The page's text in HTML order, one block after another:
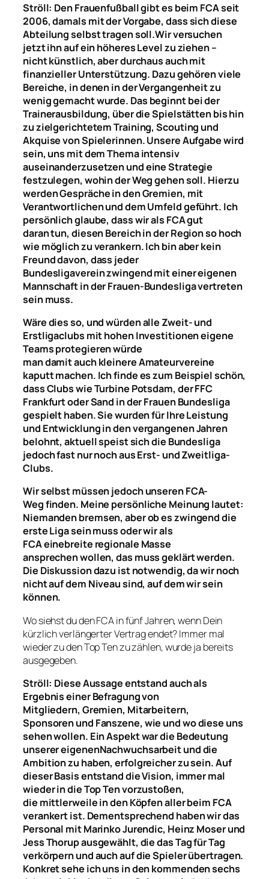
Ströll: Den Frauenfußballgibt es beim FCA seit
2006, damals mit der Vorgabe, dass sich diese
Abteilung selbst tragensoll.Wir versuchen
jetztihn auf ein höheres Level zu ziehen–
nichtkünstlich,aberdurchausauchmit
finanzieller Unterstützung. Dazu gehören viele
Bereiche, in denen in der Vergangenheit zu
wenig gemacht wurde. Das beginnt bei der
Trainerausbildung, über die Spielstätten bis hin
zu zielgerichtetem Training, Scouting und
Akquise von Spielerinnen. Unsere Aufgabe wird
sein, uns mit dem Thema intensiv
auseinanderzusetzen undeine Strategie
festzulegen, wohin der Weg gehen soll. Hierzu
werden Gespräche in den Gremien, mit
Verantwortlichen und dem Umfeld geführt. Ich
persönlich glaube,dasswir als FCA gut
darantun, diesen Bereich in der Region so hoch
wie möglich zu verankern. Ich bin aber kein
Freund davon, dass jeder
Bundesligavereinzwingendmit einer eigenen
Mannschaft inderFrauen-Bundesligavertreten
sein muss.
Wäre dies so, und würden alle Zweit-und
Erstligaclubs mit hohenInvestitioneneigene
Teams protegierenwürde
mandamitauchkleinere Amateurvereine
kaputt machen. Ich finde es zum Beispiel schön,
dass Clubs wie Turbine Potsdam, der FFC
Frankfurt oder Sand in der Frauen Bundesliga
gespielt haben. Sie wurden für Ihre Leistung
und Entwicklung in denvergangenenJahren
belohnt, aktuell speist sich die Bundesliga
jedoch fast nur noch aus Erst- und Zweitliga-
Clubs.
Wir selbst müssenjedochunseren FCA-
Wegfinden. Meine persönliche Meinung lautet:
Niemanden bremsen, aber ob es zwingend die
erste Liga sein muss oder wir als
FCAeinebreite regionale Masse
ansprechenwollen, das muss geklärt werden.
Die Diskussion dazu ist notwendig, da wir noch
nicht auf dem Niveau sind, auf dem wir sein
können.
Wo siehst du den FCA in fünf Jahren, wenn Dein
kürzlich verlängerter Vertrag endet? Immer mal
wieder zu den Top Ten zu zählen, wurde ja bereits
ausgegeben.
Ströll: Diese Aussage entstandauchals
Ergebnis einer Befragung von
Mitgliedern, Gremien, Mitarbeitern,
Sponsorenund Fanszene, wie und wo diese uns
sehen wollen. EinAspektwar die Bedeutung
unserereigenenNachwuchsarbeitund die
Ambitionzu haben, erfolgreicher zu sein. Auf
dieser Basis entstand die Vision, immer mal
wieder indieTop Tenvorzustoßen,
die mittlerweilein den Köpfen aller beim FCA
verankertist. Dementsprechend haben wir das
Personal mit Marinko Jurendic, Heinz Moser und
Jess Thorup ausgewählt, die das Tag für Tag
verkörpernund auch auf dieSpielerübertragen.
Konkret sehe ich uns in den kommenden sechs